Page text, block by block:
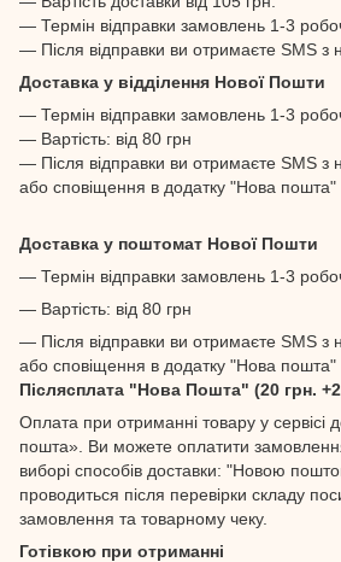
— Термін відправки замовлень 1-3
— Після відправки ви отримаєте SMS з
Доставка у відділення Нової Пошти
— Термін відправки замовлень 1-3
— Вартість: від 80 грн
— Після відправки ви отримаєте SMS з
або сповіщення в додатку "Нова пошта"
Доставка у поштомат Нової Пошти
— Термін відправки замовлень 1-3
— Вартість: від 80 грн
— Після відправки ви отримаєте SMS з
або сповіщення в додатку "Нова пошта"
Післясплата "Нова Пошта" (20 грн.
Оплата при отриманні товару у сервісі
пошта». Ви можете оплатити
виборі способів доставки: "Новою
проводиться після перевірки складу
замовлення та товарному чеку.
Готівкою при отриманні